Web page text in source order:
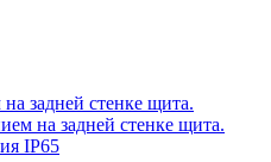
задней стенке щита.
на задней стенке щита.
IP65